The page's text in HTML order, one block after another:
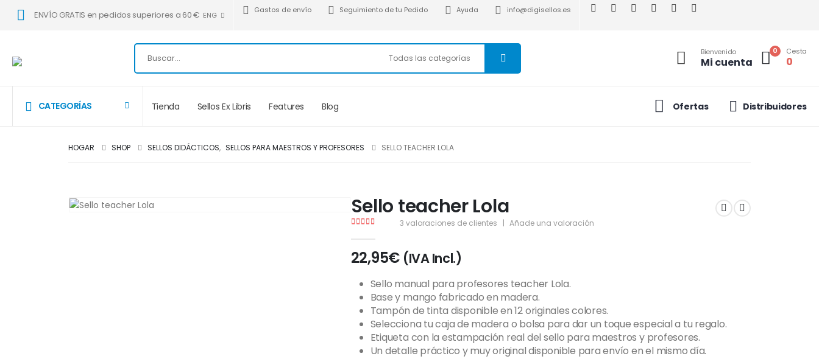
ENVÍO GRATIS en pedidos superiores a 60 € ENG
Gastos de envío Seguimiento de tu Pedido Ayuda info@digisellos.es
Bienvenido
Mi cuenta
0 Cesta
0
CATEGORÍAS Tienda Sellos Ex Libris Features Blog Ofertas Distribuidores
HOGAR SHOP SELLOS DIDÁCTICOS, SELLOS PARA MAESTROS Y PROFESORES SELLO TEACHER LOLA
Sello teacher Lola
3 valoraciones de clientes | Añade una valoración
22,95€ (IVA Incl.)
Sello manual para profesores teacher Lola.
Base y mango fabricado en madera.
Tampón de tinta disponible en 12 originales colores.
Selecciona tu caja de madera o bolsa para dar un toque especial a tu regalo.
Etiqueta con la estampación real del sello para maestros y profesores.
Un detalle práctico y muy original disponible para envío en el mismo día.